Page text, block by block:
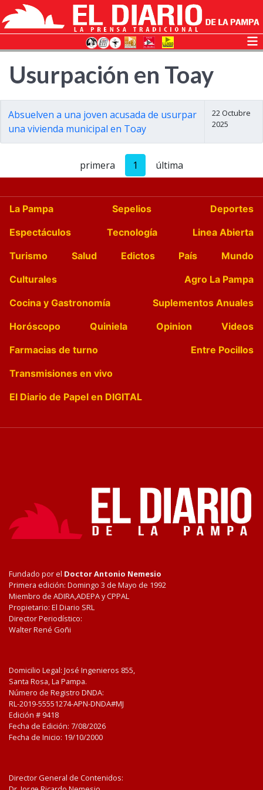
Usurpación en Toay
Absuelven a una joven acusada de usurpar
una vivienda municipal en Toay
22 Octubre
2025
primera 1 última
La Pampa Sepelios
Deportes
Espectáculos
Tecnología
Linea Abierta
Turismo
Salud Edictos País
Mundo
Culturales
Agro La Pampa
Cocina y Gastronomía
Suplementos Anuales
Horóscopo
Quiniela Opinion
Videos
Farmacias de turno
Entre Pocillos
Transmisiones en vivo
El Diario de Papel en DIGITAL
Fundado por el Doctor Antonio Nemesio
Primera edición: Domingo 3 de Mayo de 1992
Miembro de ADIRA,ADEPA y CPPAL
Propietario: El Diario SRL
Director Periodístico:
Walter René Goñi
Domicilio Legal: José Ingenieros 855,
Santa Rosa, La Pampa.
Número de Registro DNDA:
RL-2019-55551274-APN-DNDA#MJ
Edición # 9418
Fecha de Edición: 7/08/2026
Fecha de Inicio: 19/10/2000
Director General de Contenidos: